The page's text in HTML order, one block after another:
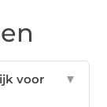
voor
▼